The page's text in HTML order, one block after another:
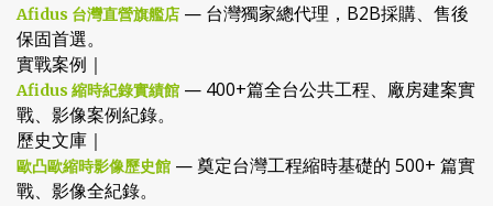
Afidus 台灣直營旗艦店 — 台灣獨家總代理，B2B採購、售後
保固首選。
實戰案例｜
Afidus 縮時紀錄實績館 — 400+篇全台公共工程、廠房建案實
戰、影像案例紀錄。
歷史文庫｜
歐凸歐縮時影像歷史館 — 奠定台灣工程縮時基礎的 500+ 篇實
戰、影像全紀錄。